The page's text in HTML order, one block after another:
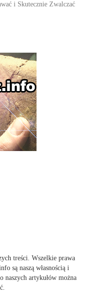
i Skutecznie Zwalczać
treści. Wszelkie prawa
są naszą własnością i
artykułów można